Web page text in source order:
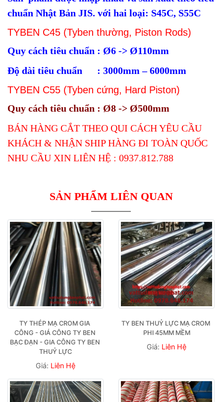
chuẩn Nhật Bản JIS. với hai loại: S45C, S55C
TYBEN C45 (Tyben thường, Piston Rods)
Quy cách tiêu chuẩn : Ø6 -> Ø110mm
Độ dài tiêu chuẩn : 3000mm – 6000mm
TYBEN C55 (Tyben cứng, Hard Piston)
Quy cách tiêu chuẩn : Ø8 -> Ø500mm
BÁN HÀNG CẮT THEO QUI CÁCH YÊU CẦU
KHÁCH & NHẬN SHIP HÀNG ĐI TOÀN QUỐC
NHU CẦU XIN LIÊN HỆ : 0937.812.788
SẢN PHẨM LIÊN QUAN
TY THÉP MẠ CROM GIA
CÔNG - GIÁ CÔNG TY BEN
BẠC ĐẠN - GIA CÔNG TY BEN
THUỶ LỰC
Giá: Liên Hệ
TY BEN THUỶ LỰC MẠ CROM
PHI 45MM MỀM
Giá: Liên Hệ